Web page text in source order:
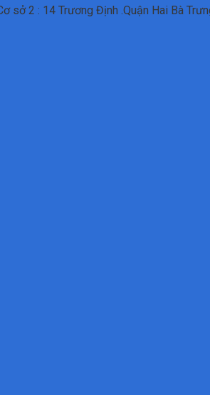
sở 2 : 14 Trương Định .Quận Hai Bà